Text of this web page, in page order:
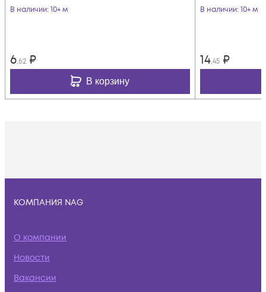
В наличии: 10+ м
6,62 ₽
В корзину
В наличии: 10+ м
14,45 ₽
КОМПАНИЯ NAG
О компании
Новости
Вакансии